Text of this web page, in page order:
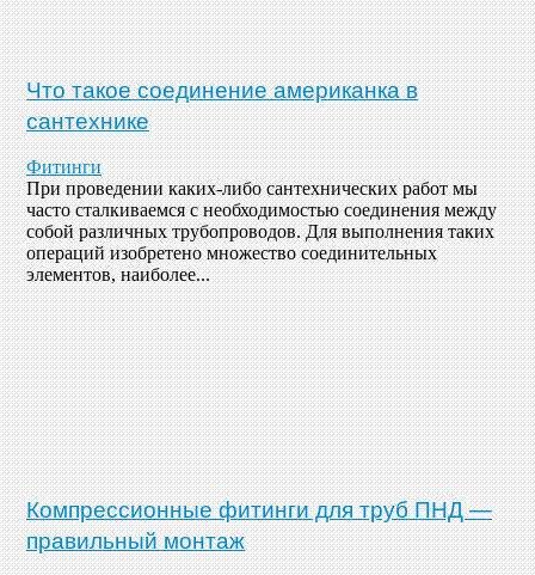
Что такое соединение американка в
сантехнике
Фитинги
При проведении каких-либо сантехнических работ мы
часто сталкиваемся с необходимостью соединения между
собой различных трубопроводов. Для выполнения таких
операций изобретено множество соединительных
элементов, наиболее...
Компрессионные фитинги для труб ПНД —
правильный монтаж